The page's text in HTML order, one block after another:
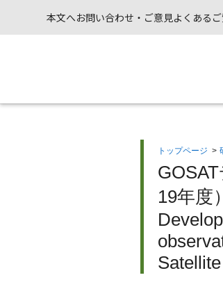
本文へお問い合わせ・ご意見よくある
トップページ >
19年度）